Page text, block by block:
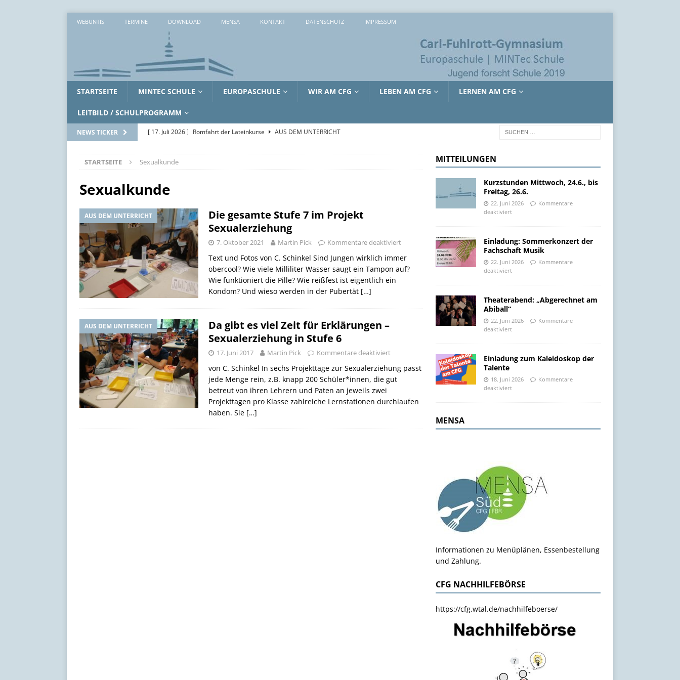
WEBUNTIS TERMINE DOWNLOAD MENSA KONTAKT DATENSCHUTZ IMPRESSUM
STARTSEITE MINTEC SCHULE EUROPASCHULE WIR AM CFG LEBEN AM CFG LERNEN AM CFG
LEITBILD / SCHULPROGRAMM
NEWS TICKER [ 17. Juli 2026 ] Romfahrt der Lateinkurse
AUS DEM UNTERRICHT
ALLGEMEIN
[ 15. Juli 2026 ]
SoWi-LK
AUS DEM UNTERRICHT
[ 17. Juli 2026 ] Schöne Sommerferien! ALLGEMEIN
STARTSEITE Sexualkunde
Sexualkunde
AUS DEM UNTERRICHT
Die gesamte Stufe 7 im Projekt
Sexualerziehung
7. Oktober 2021 Martin Pick Kommentare deaktiviert
Text und Fotos von C. Schinkel Sind Jungen wirklich immer
obercool? Wie viele Milliliter Wasser saugt ein Tampon auf?
Wie funktioniert die Pille? Wie reißfest ist eigentlich ein
Kondom? Und wieso werden in der Pubertät […]
AUS DEM UNTERRICHT
Da gibt es viel Zeit für Erklärungen –
Sexualerziehung in Stufe 6
17. Juni 2017 Martin Pick Kommentare deaktiviert
von C. Schinkel In sechs Projekttage zur Sexualerziehung passt
jede Menge rein, z.B. knapp 200 Schüler*innen, die gut
betreut von ihren Lehrern und Paten an jeweils zwei
Projekttagen pro Klasse zahlreiche Lernstationen durchlaufen
haben. Sie […]
MITTEILUNGEN
Kurzstunden Mittwoch, 24.6., bis
Freitag, 26.6.
22. Juni 2026
Kommentare
deaktiviert
Einladung: Sommerkonzert der
Fachschaft Musik
22. Juni 2026
Kommentare
deaktiviert
Theaterabend: „Abgerechnet am
Abiball“
22. Juni 2026
Kommentare
deaktiviert
Einladung zum Kaleidoskop der
Talente
18. Juni 2026
Kommentare
deaktiviert
MENSA
Informationen zu Menüplänen, Essenbestellung
und Zahlung.
CFG NACHHILFEBÖRSE
https://cfg.wtal.de/nachhilfeboerse/